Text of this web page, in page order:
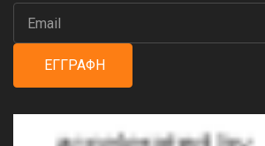
ΕΓΓΡΑΦΉ